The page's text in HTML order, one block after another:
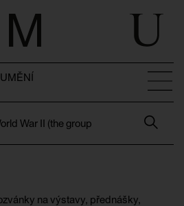
War II (the group
na výstavy, přednášky,